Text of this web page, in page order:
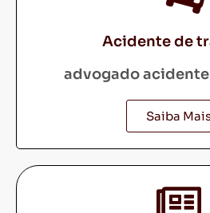
Acidente de
advogado
Saiba